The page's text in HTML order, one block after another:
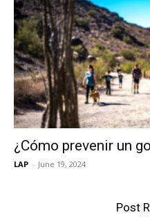
¿Cómo prevenir un
LAP - June 19, 2024
Post